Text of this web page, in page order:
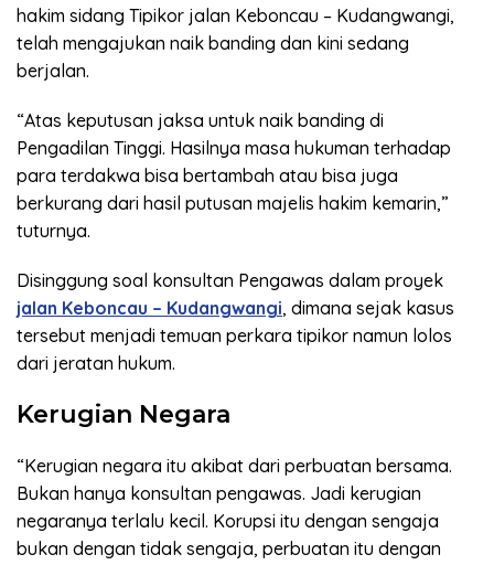
hakim sidang Tipikor jalan Keboncau – Kudangwangi,
telah mengajukan naik banding dan kini sedang
berjalan.
“Atas keputusan jaksa untuk naik banding di
Pengadilan Tinggi. Hasilnya masa hukuman terhadap
para terdakwa bisa bertambah atau bisa juga
berkurang dari hasil putusan majelis hakim kemarin,”
tuturnya.
Disinggung soal konsultan Pengawas dalam proyek
jalan Keboncau – Kudangwangi, dimana sejak kasus
tersebut menjadi temuan perkara tipikor namun lolos
dari jeratan hukum.
Kerugian Negara
“Kerugian negara itu akibat dari perbuatan bersama.
Bukan hanya konsultan pengawas. Jadi kerugian
negaranya terlalu kecil. Korupsi itu dengan sengaja
bukan dengan tidak sengaja, perbuatan itu dengan